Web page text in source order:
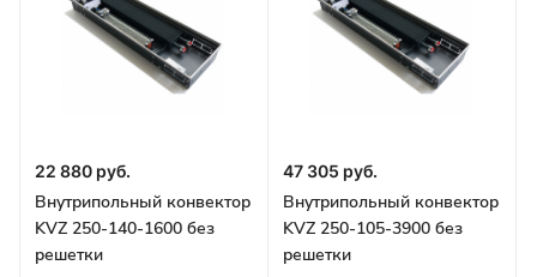
22 880 руб.
Внутрипольный конвектор
KVZ 250-140-1600 без
решетки
47 305 руб.
Внутрипольный конвектор
KVZ 250-105-3900 без
решетки